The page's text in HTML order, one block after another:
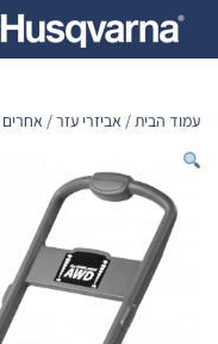
content
עמוד הבית/ אביזרי עזר/ אחרים